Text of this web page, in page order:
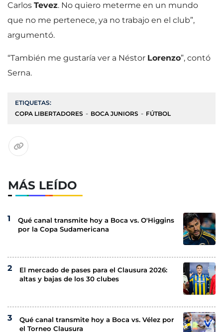
Carlos Tevez. No quiero meterme en un mundo
que no me pertenece, ya no trabajo en el club”,
argumentó.
“También me gustaría ver a Néstor Lorenzo”, contó
Serna.
ETIQUETAS:
COPA LIBERTADORES
BOCA JUNIORS FÚTBOL
MÁS LEÍDO
Qué canal transmite hoy a Boca vs. O'Higgins
por la Copa Sudamericana
El mercado de pases para el Clausura 2026:
altas y bajas de los 30 clubes
Qué canal transmite hoy a Boca vs. Vélez por
el Torneo Clausura